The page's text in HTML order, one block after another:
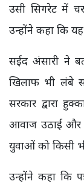
उसी सिगरेट में
उन्होंने कहा कि
सईद अंसारी ने
खिलाफ भी लंबे
सरकार द्वारा
आवाज उठाई और
युवाओं को किसी
उन्होंने कहा कि